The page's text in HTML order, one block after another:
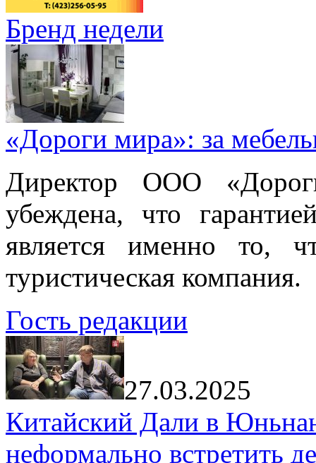
Бренд недели
«Дороги мира»: за
Директор ООО
убеждена, что
является именно то,
туристическая компания.
Гость редакции
27.03.2025
Китайский Дали в
неформально встретить